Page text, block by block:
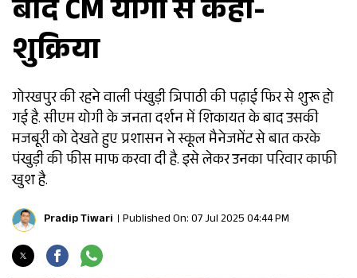
बाद CM योगी से कहा-
शुक्रिया
गोरखपुर की रहने वाली पंखुड़ी त्रिपाठी की पढ़ाई फिर से शुरू हो
गई है. सीएम योगी के जनता दर्शन में शिकायत के बाद उसकी
मजबूरी को देखते हुए प्रशासन ने स्कूल मैनेजमेंट से बात करके
पंखुड़ी की फीस माफ करवा दी है. इसे लेकर उनका परिवार काफी
खुश है.
Pradip Tiwari Published On: 07 Jul 2025 04:44 PM